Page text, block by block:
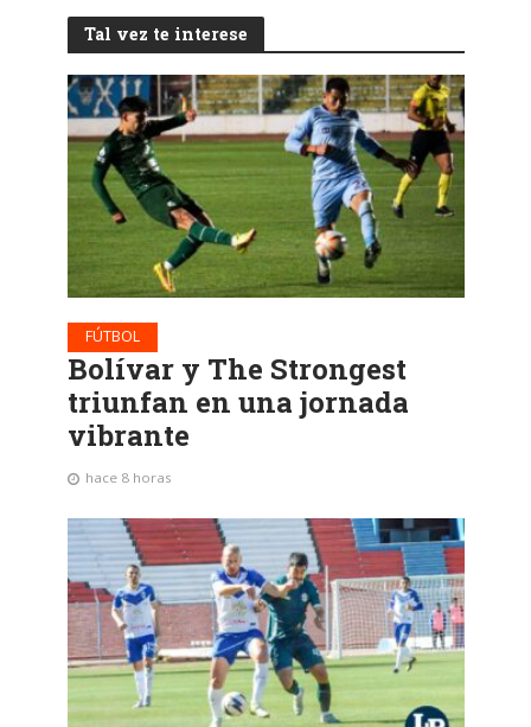
Tal vez te interese
FÚTBOL
Bolívar y The Strongest
triunfan en una jornada
vibrante
hace 8 horas